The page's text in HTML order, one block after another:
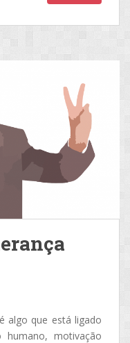
algo que está ligado
humano, motivação